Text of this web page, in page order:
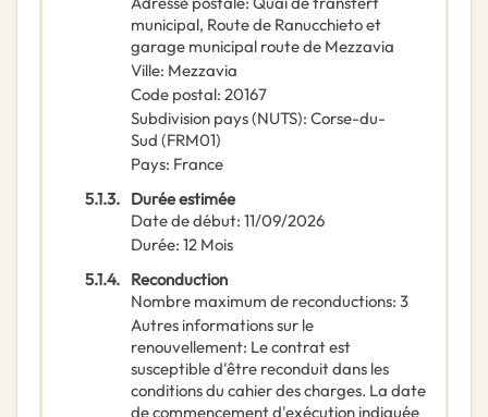
municipal, Route de Ranucchieto et
garage municipal route de Mezzavia
Ville: Mezzavia
Code postal: 20167
Subdivision pays (NUTS): Corse-du-
Sud (FRM01)
Pays: France
5.1.3. Durée estimée
Date de début: 11/09/2026
Durée: 12 Mois
5.1.4. Reconduction
Nombre maximum de reconductions: 3
Autres informations sur le
renouvellement: Le contrat est
susceptible d'être reconduit dans les
conditions du cahier des charges. La date
de commencement d'exécution indiquée